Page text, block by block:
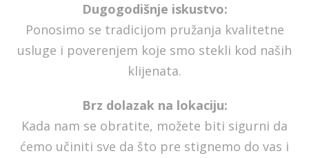
Dugogodišnje iskustvo:
Ponosimo se tradicijom pružanja kvalitetne
usluge i poverenjem koje smo stekli kod naših
klijenata.
Brz dolazak na lokaciju:
Kada nam se obratite, možete biti sigurni da
ćemo učiniti sve da što pre stignemo do vas i